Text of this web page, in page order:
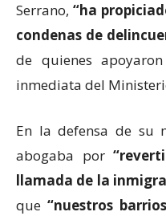
Serrano,“ha
condenas de
de quienes
inmediata del
En la defensa de su
abogaba por
llamada de la
que“nuestros